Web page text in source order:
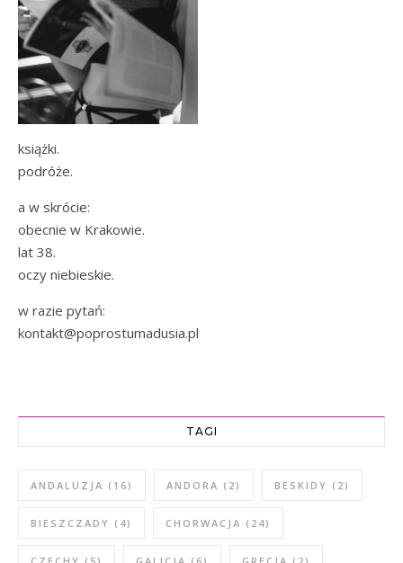
książki.
podróże.
a w skrócie:
obecnie w Krakowie.
lat 38.
oczy niebieskie.
w razie pytań:
kontakt@poprostumadusia.pl
TAGI
ANDALUZJA (16) ANDORA (2) BESKIDY (2)
BIESZCZADY (4) CHORWACJA (24)